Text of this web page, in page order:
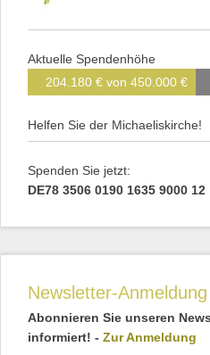
Aktuelle Spendenhöhe
204.180 € von 450.000 €
Helfen Sie der Michaeliskirche!
Spenden Sie jetzt:
DE78 3506 0190 1635 9000 12
Newsletter-Anmeldung
Abonnieren Sie unseren
informiert! - Zur Anmeldung